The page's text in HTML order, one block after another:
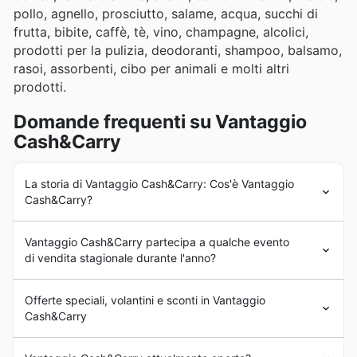
pollo, agnello, prosciutto, salame, acqua, succhi di
frutta, bibite, caffè, tè, vino, champagne, alcolici,
prodotti per la pulizia, deodoranti, shampoo, balsamo,
rasoi, assorbenti, cibo per animali e molti altri
prodotti.
Domande frequenti su Vantaggio
Cash&Carry
La storia di Vantaggio Cash&Carry: Cos'è Vantaggio
Cash&Carry?
2022, l'azienda è specializzata in prodotti alimentari e
non alimentari con l'obiettivo di offrire ai clienti prodotti
di qualità a prezzi accessibili.
Vantaggiogestisce un negozio di 4500 m2 e offre oltre
10000 prodotti. È possibile acquistare i loro articoli
attraverso il loro negozio a Caivano o attraverso il loro
Vantaggio Cash&Carry partecipa a qualche evento
di vendita stagionale durante l'anno?
stagionalieofferte specialidurante tutto l'anno in
Italia, offrendo ai clienti l'opportunità di fare acquisti
convenienti. Per scoprire in anticipo tutti glisconti
settimanali, lepromozionie i volantiniVantaggio
Offerte speciali, volantini e sconti in Vantaggio
Cash&Carry